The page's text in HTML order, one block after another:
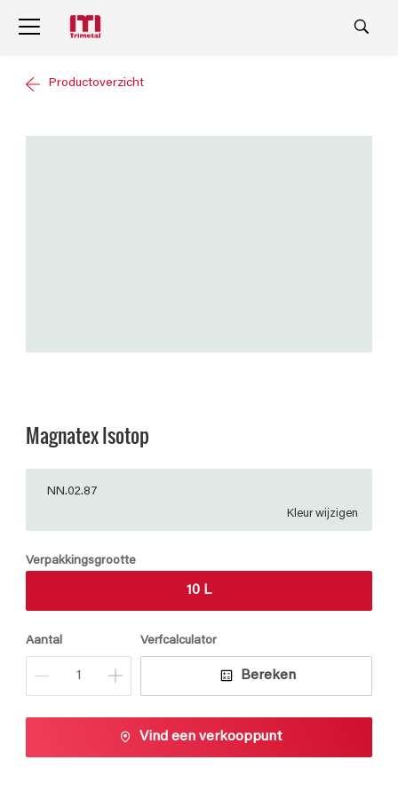
Productoverzicht
Magnatex Isotop
NN.02.87
Kleur wijzigen
Verpakkingsgrootte
10 L
Aantal Verfcalculator
Bereken
Vind een verkooppunt